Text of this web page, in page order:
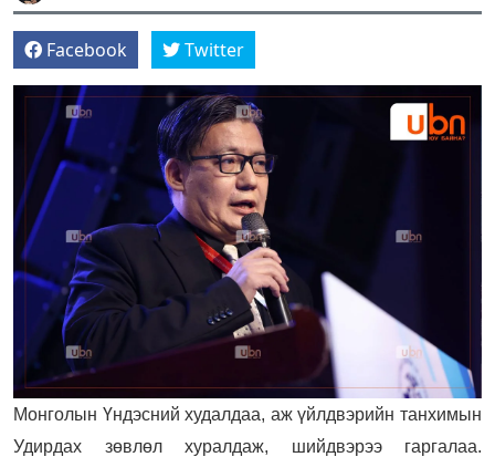
Facebook Twitter
Монголын Үндэсний худалдаа, аж үйлдвэрийн танхимын
Удирдах зөвлөл хуралдаж, шийдвэрээ гаргалаа.